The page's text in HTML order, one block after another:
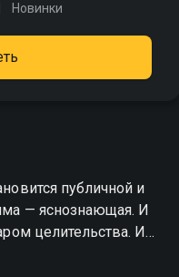
Новинки
публичной и
— яснознающая. И
целительства. И
обычной может